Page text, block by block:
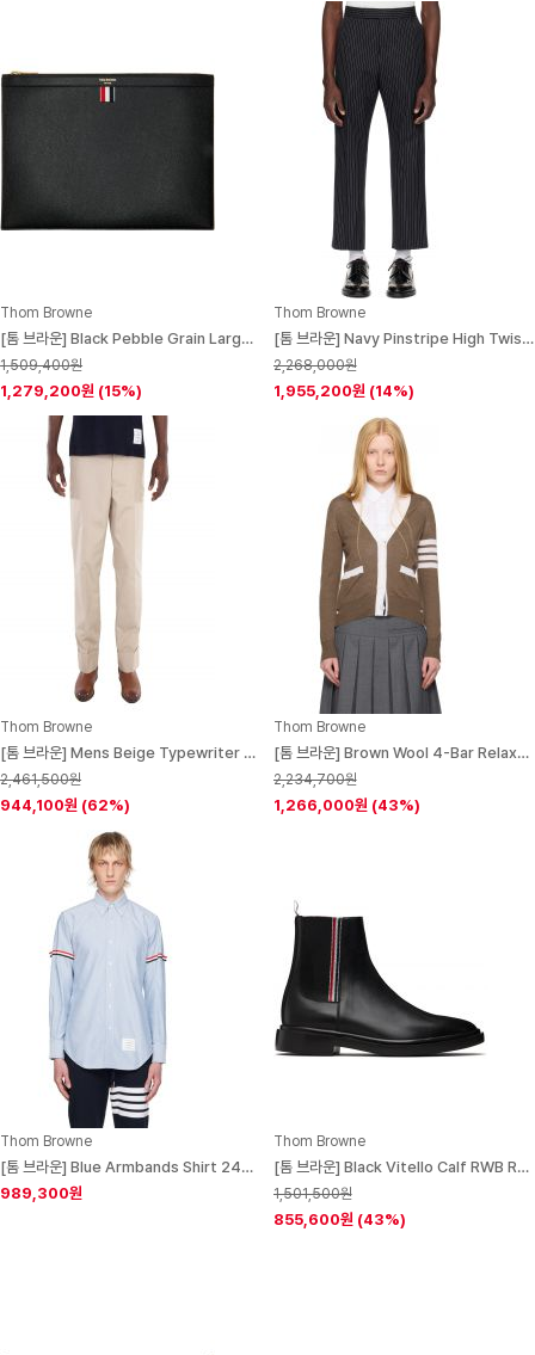
Thom Browne
[톰 브라운] Black Pebble Grain Large Document Holder 252381M171002
1,509,400원
1,279,200원 (15%)
Thom Browne
[톰 브라운] Navy Pinstripe High Twist Wool Backstrap Trousers 252381M193003
2,268,000원
1,955,200원 (14%)
Thom Browne
[톰 브라운] Mens Beige Typewriter Cloth Classic Backstrap Trouser
2,461,500원
944,100원 (62%)
Thom Browne
[톰 브라운] Brown Wool 4-Bar Relaxed-Fit Cardigan 252381F095008
2,234,700원
1,266,000원 (43%)
Thom Browne
[톰 브라운] Blue Armbands Shirt 242381M192017
989,300원
Thom Browne
[톰 브라운] Black Vitello Calf RWB Rubber Sole Chelsea Boots 261381M223000
1,501,500원
855,600원 (43%)